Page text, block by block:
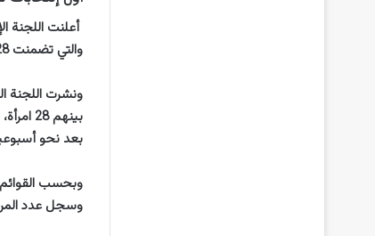
أعلنت اللجنة
والتي تضمنت 28 امرأة و256 رجلا مرشحين لأول انتخابات تشريعية في تاريخ البلاد.
بعد نحو
وسجل عدد المرشحات في الدائرة